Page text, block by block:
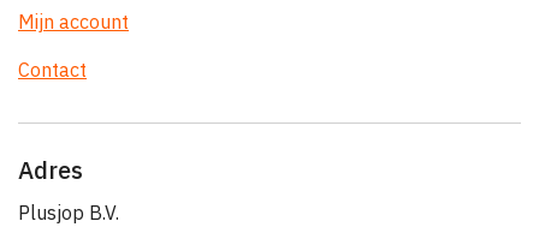
Mijn account
Contact
Adres
Plusjop B.V.